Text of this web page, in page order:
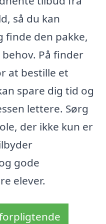
så du kan
finde den pakke,
På finder
at bestille et
spare dig tid og
lettere. Sørg
der ikke kun er
gode
elever.